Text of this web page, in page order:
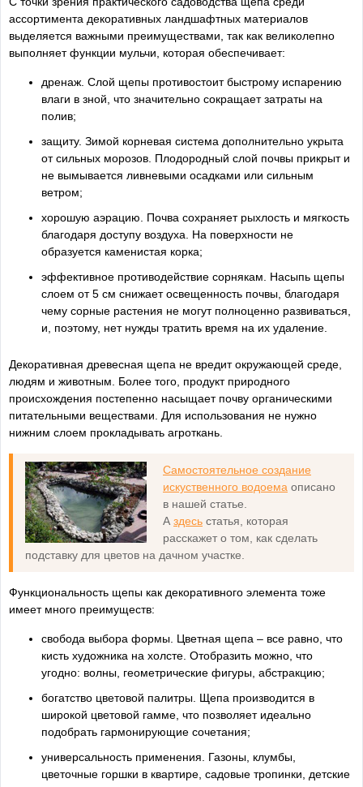
ассортимента декоративных ландшафтных материалов
выделяется важными преимуществами, так как великолепно
выполняет функции мульчи, которая обеспечивает:
дренаж. Слой щепы противостоит быстрому испарению
влаги в зной, что значительно сокращает затраты на
полив;
защиту. Зимой корневая система дополнительно укрыта
от сильных морозов. Плодородный слой почвы прикрыт и
не вымывается ливневыми осадками или сильным
ветром;
хорошую аэрацию. Почва сохраняет рыхлость и мягкость
благодаря доступу воздуха. На поверхности не
образуется каменистая корка;
эффективное противодействие сорнякам. Насыпь щепы
слоем от 5 см снижает освещенность почвы, благодаря
чему сорные растения не могут полноценно развиваться,
и, поэтому, нет нужды тратить время на их удаление.
Декоративная древесная щепа не вредит окружающей среде,
людям и животным. Более того, продукт природного
происхождения постепенно насыщает почву органическими
питательными веществами. Для использования не нужно
нижним слоем прокладывать агроткань.
Самостоятельное создание
искуственного водоема описано
в нашей статье.
А здесь статья, которая
расскажет о том, как сделать
подставку для цветов на дачном участке.
Функциональность щепы как декоративного элемента тоже
имеет много преимуществ:
свобода выбора формы. Цветная щепа – все равно, что
кисть художника на холсте. Отобразить можно, что
угодно: волны, геометрические фигуры, абстракцию;
богатство цветовой палитры. Щепа производится в
широкой цветовой гамме, что позволяет идеально
подобрать гармонирующие сочетания;
универсальность применения. Газоны, клумбы,
цветочные горшки в квартире, садовые тропинки, детские